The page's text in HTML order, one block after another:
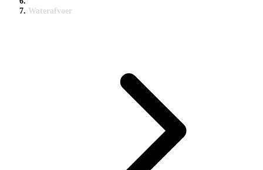
Waterafvoer